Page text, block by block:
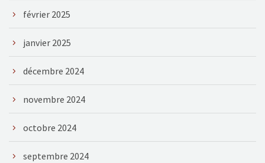
février 2025
janvier 2025
décembre 2024
novembre 2024
octobre 2024
septembre 2024